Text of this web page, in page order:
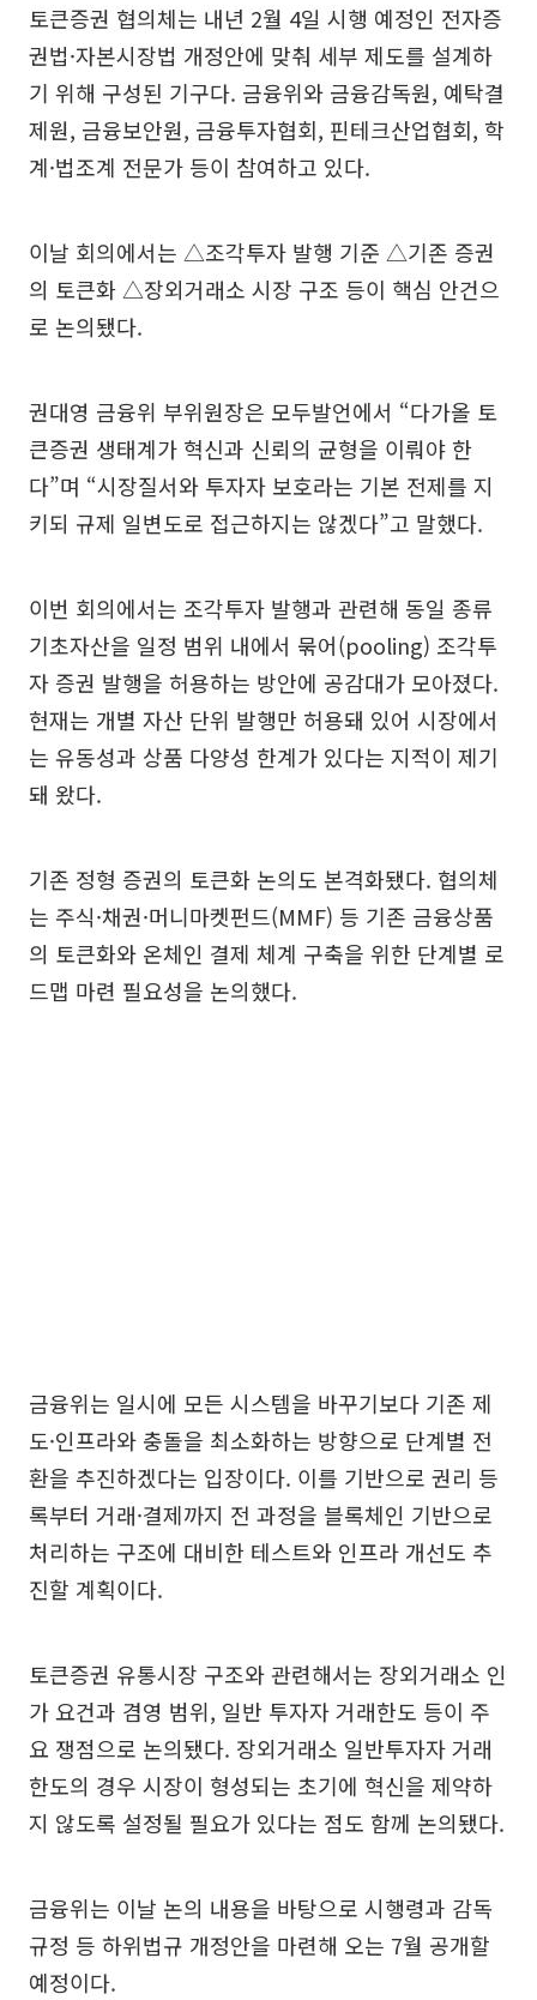
토큰증권 협의체는 내년 2월 4일 시행 예정인 전자증
권법·자본시장법 개정안에 맞춰 세부 제도를 설계하
기 위해 구성된 기구다. 금융위와 금융감독원, 예탁결
제원, 금융보안원, 금융투자협회, 핀테크산업협회, 학
계·법조계 전문가 등이 참여하고 있다.
이날 회의에서는 △조각투자 발행 기준 △기존 증권
의 토큰화 △장외거래소 시장 구조 등이 핵심 안건으
로 논의됐다.
권대영 금융위 부위원장은 모두발언에서 “다가올 토
큰증권 생태계가 혁신과 신뢰의 균형을 이뤄야 한
다”며 “시장질서와 투자자 보호라는 기본 전제를 지
키되 규제 일변도로 접근하지는 않겠다”고 말했다.
이번 회의에서는 조각투자 발행과 관련해 동일 종류
기초자산을 일정 범위 내에서 묶어(pooling) 조각투
자 증권 발행을 허용하는 방안에 공감대가 모아졌다.
현재는 개별 자산 단위 발행만 허용돼 있어 시장에서
는 유동성과 상품 다양성 한계가 있다는 지적이 제기
돼 왔다.
기존 정형 증권의 토큰화 논의도 본격화됐다. 협의체
는 주식·채권·머니마켓펀드(MMF) 등 기존 금융상품
의 토큰화와 온체인 결제 체계 구축을 위한 단계별 로
드맵 마련 필요성을 논의했다.
금융위는 일시에 모든 시스템을 바꾸기보다 기존 제
도·인프라와 충돌을 최소화하는 방향으로 단계별 전
환을 추진하겠다는 입장이다. 이를 기반으로 권리 등
록부터 거래·결제까지 전 과정을 블록체인 기반으로
처리하는 구조에 대비한 테스트와 인프라 개선도 추
진할 계획이다.
토큰증권 유통시장 구조와 관련해서는 장외거래소 인
가 요건과 겸영 범위, 일반 투자자 거래한도 등이 주
요 쟁점으로 논의됐다. 장외거래소 일반투자자 거래
한도의 경우 시장이 형성되는 초기에 혁신을 제약하
지 않도록 설정될 필요가 있다는 점도 함께 논의됐다.
금융위는 이날 논의 내용을 바탕으로 시행령과 감독
규정 등 하위법규 개정안을 마련해 오는 7월 공개할
예정이다.